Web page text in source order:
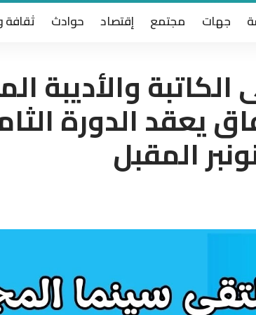
جهات مجتمع إقتصاد حوادث
والأديبة
يعقد الدورة
المقبل